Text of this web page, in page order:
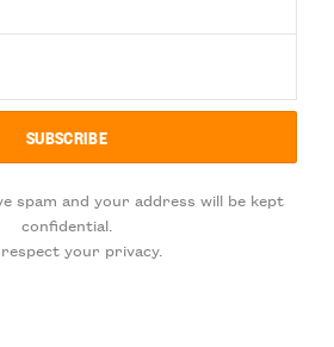
spam and your address will be kept
confidential.
your privacy.